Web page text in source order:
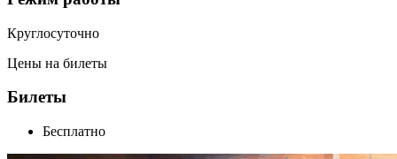
Круглосуточно
Цены на билеты
Билеты
Бесплатно